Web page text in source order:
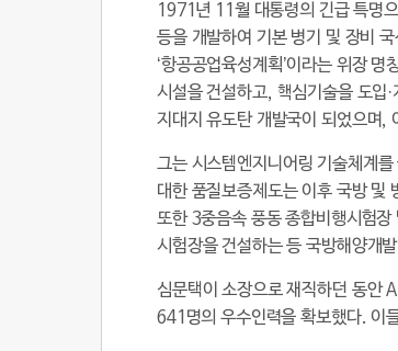
1971년 11월 대통령의 긴급 특명
등을 개발하여 기본 병기 및 장비
‘항공공업육성계획’이라는 위장
시설을 건설하고, 핵심기술을 도입
지대지 유도탄 개발국이 되었으며,
그는 시스템엔지니어링 기술체계
대한 품질보증제도는 이후 국방 및
또한 3중음속 풍동 종합비행시험
시험장을 건설하는 등 국방해양개
심문택이 소장으로 재직하던 동안
641명의 우수인력을 확보했다. 이